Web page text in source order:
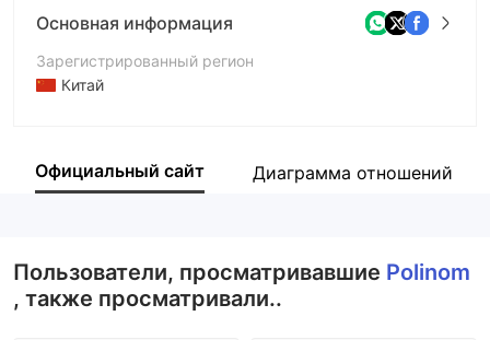
Основная информация
Зарегистрированный регион
Китай
Компания
Официальный сайт Диаграмма отношений
Пользователи, просматривавшие Polinom
, также просматривали..